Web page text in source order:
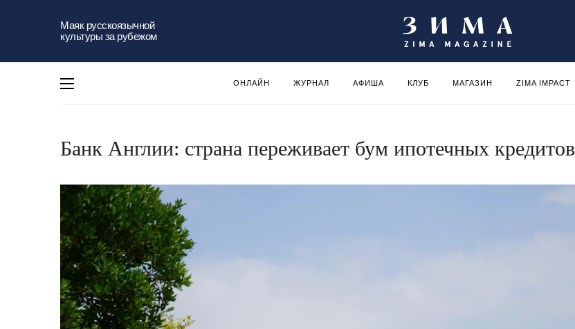
Маяк русскоязычной
культуры за рубежом
ОНЛАЙН ЖУРНАЛ АФИША КЛУБ МАГАЗИН ZIMA IMPACT
Банк Англии: страна переживает бум ипотечных кредитов